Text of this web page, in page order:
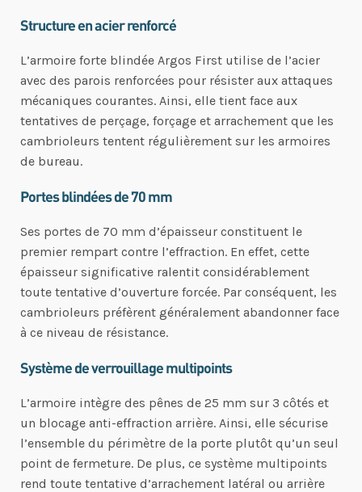
Structure en acier renforcé
L’armoire forte blindée Argos First utilise de l’acier
avec des parois renforcées pour résister aux attaques
mécaniques courantes. Ainsi, elle tient face aux
tentatives de perçage, forçage et arrachement que les
cambrioleurs tentent régulièrement sur les armoires
de bureau.
Portes blindées de 70 mm
Ses portes de 70 mm d’épaisseur constituent le
premier rempart contre l’effraction. En effet, cette
épaisseur significative ralentit considérablement
toute tentative d’ouverture forcée. Par conséquent, les
cambrioleurs préfèrent généralement abandonner face
à ce niveau de résistance.
Système de verrouillage multipoints
L’armoire intègre des pênes de 25 mm sur 3 côtés et
un blocage anti-effraction arrière. Ainsi, elle sécurise
l’ensemble du périmètre de la porte plutôt qu’un seul
point de fermeture. De plus, ce système multipoints
rend toute tentative d’arrachement latéral ou arrière